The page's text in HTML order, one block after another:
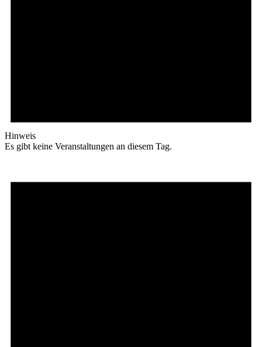
Hinweis
Es gibt keine Veranstaltungen an diesem Tag.